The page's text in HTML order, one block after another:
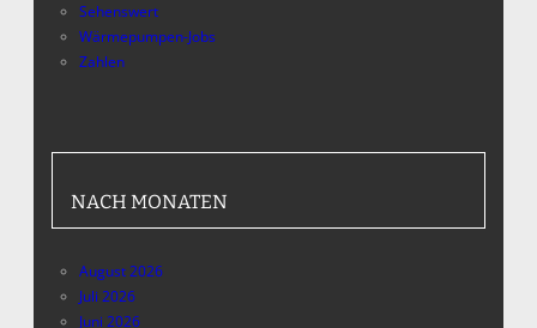
Sehenswert
Wärmepumpen-Jobs
Zahlen
NACH MONATEN
August 2026
Juli 2026
Juni 2026